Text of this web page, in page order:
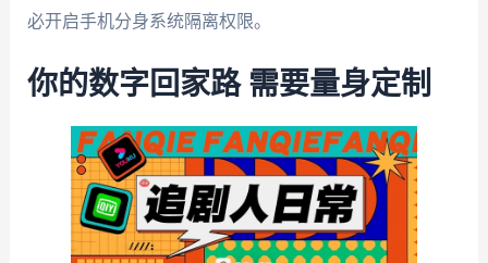
必开启手机分身系统隔离权限。
你的数字回家路 需要量身定制